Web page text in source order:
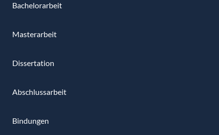
Bachelorarbeit
Masterarbeit
Dissertation
Abschlussarbeit
Bindungen